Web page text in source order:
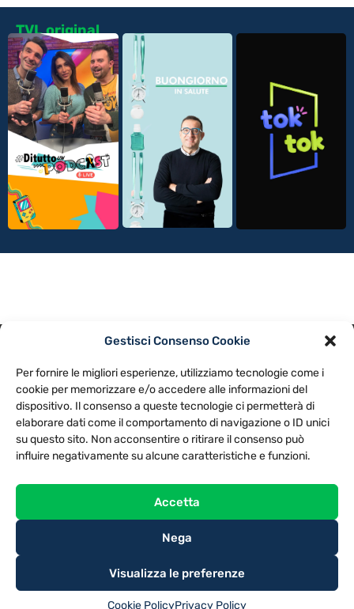
Gestisci Consenso Cookie
Per fornire le migliori esperienze, utilizziamo tecnologie come i
cookie per memorizzare e/o accedere alle informazioni del
dispositivo. Il consenso a queste tecnologie ci permetterà di
elaborare dati come il comportamento di navigazione o ID unici
su questo sito. Non acconsentire o ritirare il consenso può
influire negativamente su alcune caratteristiche e funzioni.
Accetta
Nega
Visualizza le preferenze
Cookie PolicyPrivacy Policy
TVL original
NOTE LEGALI
CONTATTACI PREFERENZE
TV LIBERA S.P.A.
Via Monteleonese 95/21 – 51100 Pistoia (PT)
Tel. 0573.9136 / Fax 0573.913615